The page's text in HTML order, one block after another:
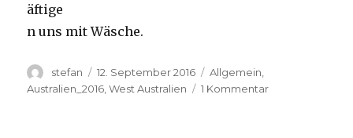
äftige
n uns mit Wäsche.
Autor
stefan
Veröffentlicht
am
12. September 2016 Kategorien
Allgemein
Australien_2016 ,West Australien 1 Kommentarzu